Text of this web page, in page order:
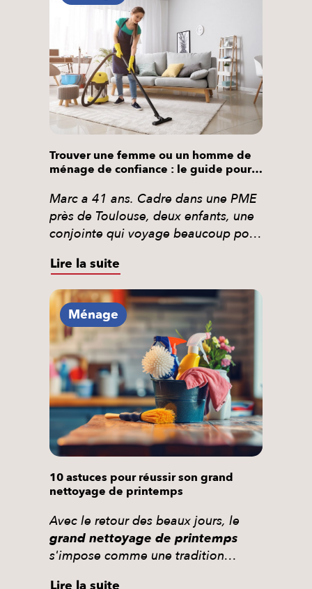
Trouver une femme ou un homme de
ménage de confiance : le guide pour
Marc a 41 ans. Cadre dans une PME
près de Toulouse, deux enfants, une
conjointe qui voyage beaucoup pour
simplement plus le temps de le faire
correctement. Il a déjà tenté
l’expérience : une annonce repérée
sur un groupe Facebook local, une
personne qui semblait parfaite au
téléphone… […]
Lire la suite
Ménage
10 astuces pour réussir son grand
nettoyage de printemps
Avec le retour des beaux jours, le
grand nettoyage de printemps
s'impose comme une tradition